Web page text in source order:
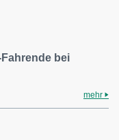
bei
mehr